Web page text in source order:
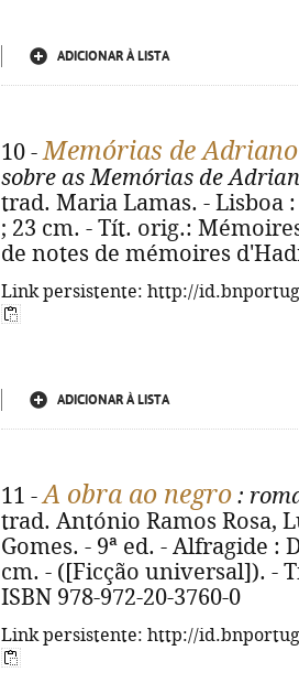
ADICIONAR À LISTA
10 -Memórias de Adriano
sobre as Memórias de
trad. Maria Lamas. - Lisboa
; 23 cm. - Tít. orig.:
de notes de mémoires
Link persistente: http://
ADICIONAR À LISTA
11 -A obra ao negro :
trad. António Ramos Rosa,
Gomes. - 9ª ed. - Alfragide :
cm. - ([Ficção universal]). -
ISBN 978-972-20-3760-0
Link persistente: http://